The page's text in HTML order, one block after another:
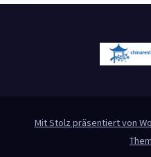
Mit Stolz präsentiert von